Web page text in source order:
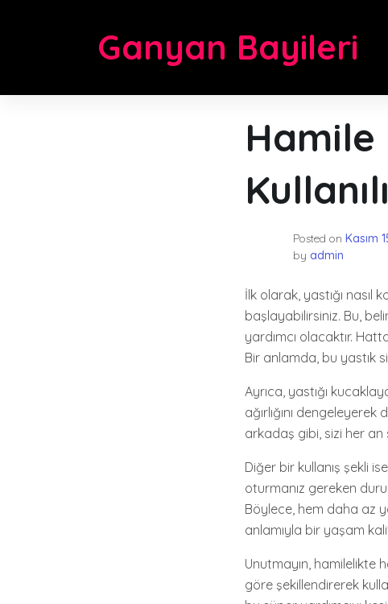
Ganyan Bayileri
Hamile
Posted on Kasım
by admin
İlk olarak, yastığı nasıl
başlayabilirsiniz. Bu,
yardımcı olacaktır.
Bir anlamda, bu yastık
Ayrıca, yastığı
ağırlığını
arkadaş gibi, sizi her an
Diğer bir kullanış şekli
oturmanız gereken
Böylece, hem daha az
anlamıyla bir yaşam
Unutmayın, hamilelikte
göre şekillendirerek